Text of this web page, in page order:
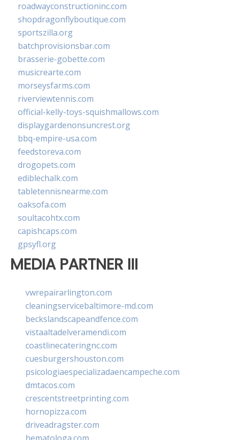
roadwayconstructioninc.com
shopdragonflyboutique.com
sportszilla.org
batchprovisionsbar.com
brasserie-gobette.com
musicrearte.com
morseysfarms.com
riverviewtennis.com
official-kelly-toys-squishmallows.com
displaygardenonsuncrest.org
bbq-empire-usa.com
feedstoreva.com
drogopets.com
ediblechalk.com
tabletennisnearme.com
oaksofa.com
soultacohtx.com
capishcaps.com
gpsyfl.org
MEDIA PARTNER III
vwrepairarlington.com
cleaningservicebaltimore-md.com
beckslandscapeandfence.com
vistaaltadelveramendi.com
coastlinecateringnc.com
cuesburgershouston.com
psicologiaespecializadaencampeche.com
dmtacos.com
crescentstreetprinting.com
hornopizza.com
driveadragster.com